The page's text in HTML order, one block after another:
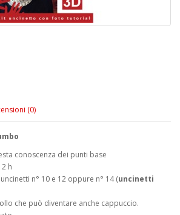
(0)
conoscenza dei punti base
h
n° 10 e 12 oppure n° 14 (uncinetti
che può diventare anche cappuccio.